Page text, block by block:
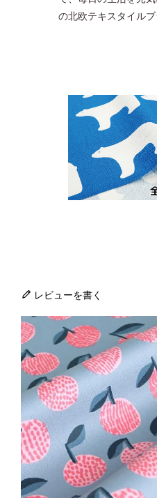
の北欧テキスタイルブ
レビューを書く